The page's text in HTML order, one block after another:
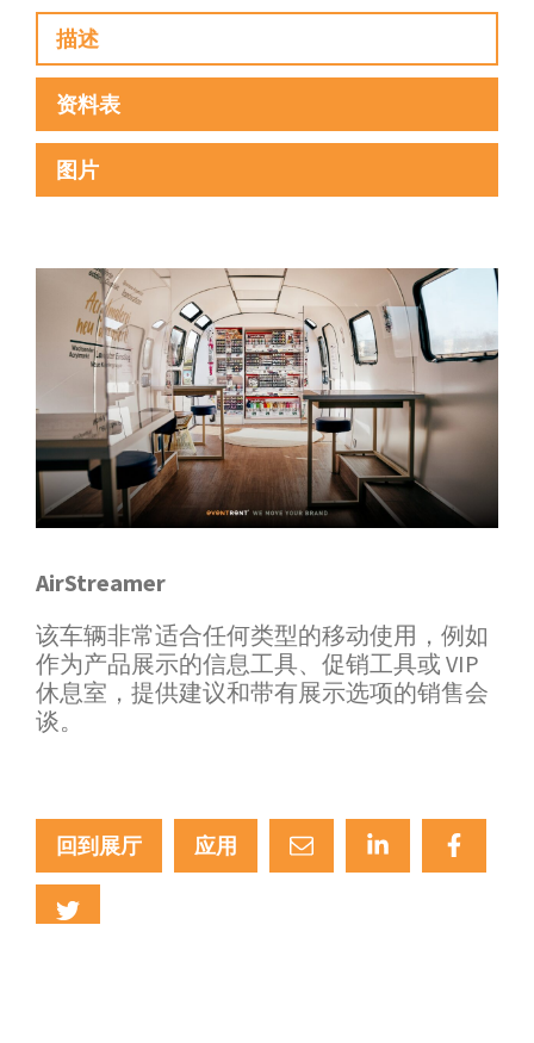
描述
资料表
图片
AirStreamer
该车辆非常适合任何类型的移动使用，例如
作为产品展示的信息工具、促销工具或 VIP
休息室，提供建议和带有展示选项的销售会
谈。
回到展厅 应用